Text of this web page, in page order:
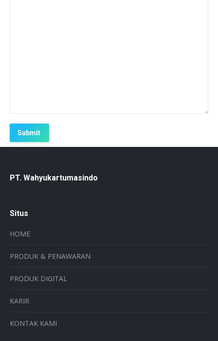
PT. Wahyukartumasindo
Situs
HOME
PRODUK & PENAWARAN
PRODUK DIGITAL
KARIR
KONTAK KAMI